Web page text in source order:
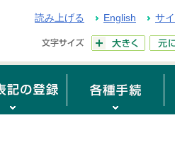
読み上げる English サ